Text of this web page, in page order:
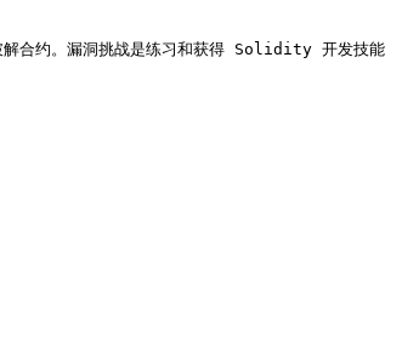
合约。漏洞挑战是练习和获得 Solidity 开发技能